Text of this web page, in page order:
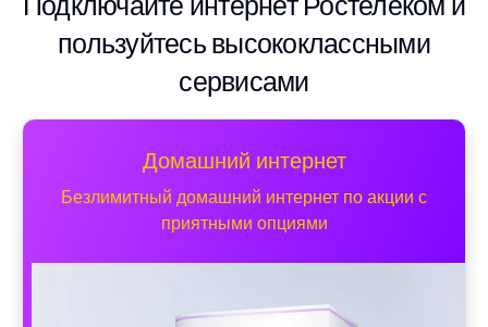
пользуйтесь высококлассными
сервисами
Домашний интернет
Безлимитный домашний интернет по акции с
приятными опциями